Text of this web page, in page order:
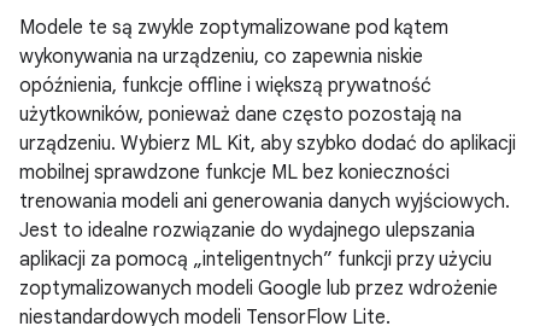
Modele te są zwykle zoptymalizowane pod kątem
wykonywania na urządzeniu, co zapewnia niskie
opóźnienia, funkcje offline i większą prywatność
użytkowników, ponieważ dane często pozostają na
urządzeniu. Wybierz ML Kit, aby szybko dodać do aplikacji
mobilnej sprawdzone funkcje ML bez konieczności
trenowania modeli ani generowania danych wyjściowych.
Jest to idealne rozwiązanie do wydajnego ulepszania
aplikacji za pomocą „inteligentnych” funkcji przy użyciu
zoptymalizowanych modeli Google lub przez wdrożenie
niestandardowych modeli TensorFlow Lite.